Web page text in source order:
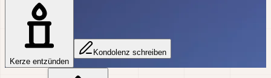
Kerze entzünden
Kondolenz schreiben